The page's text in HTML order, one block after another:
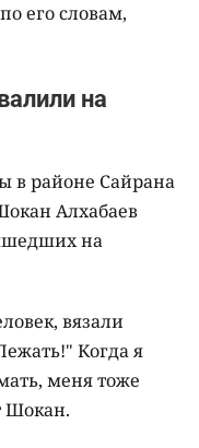
его словам,
на
в районе Сайрана
Алхабаев
на
вязали
Когда я
меня тоже
Шокан.